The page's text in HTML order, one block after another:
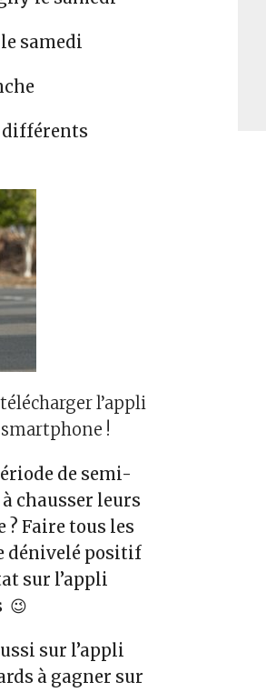
samedi
différents
l’appli
!
de semi-
chausser leurs
? Faire tous les
dénivelé positif
sur l’appli
😉
sur l’appli
à gagner sur